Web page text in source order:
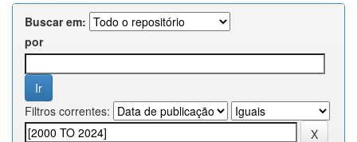
Buscar em:
por
Filtros correntes: